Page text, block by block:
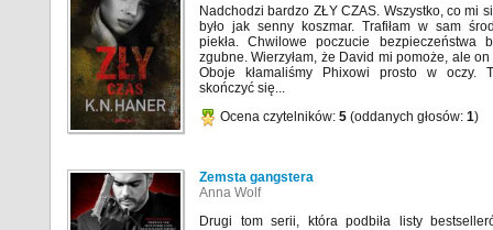
Nadchodzi bardzo ZŁY CZAS. Wszystko, co mi
było jak senny koszmar. Trafiłam w sam
piekła. Chwilowe poczucie bezpieczeństwa
zgubne. Wierzyłam, że David mi pomoże, ale on
Oboje kłamaliśmy Phixowi prosto w oczy.
skończyć się...
Ocena czytelników: 5 (oddanych głosów: 1)
Zemsta gangstera
Anna Wolf
Drugi tom serii, która podbiła listy